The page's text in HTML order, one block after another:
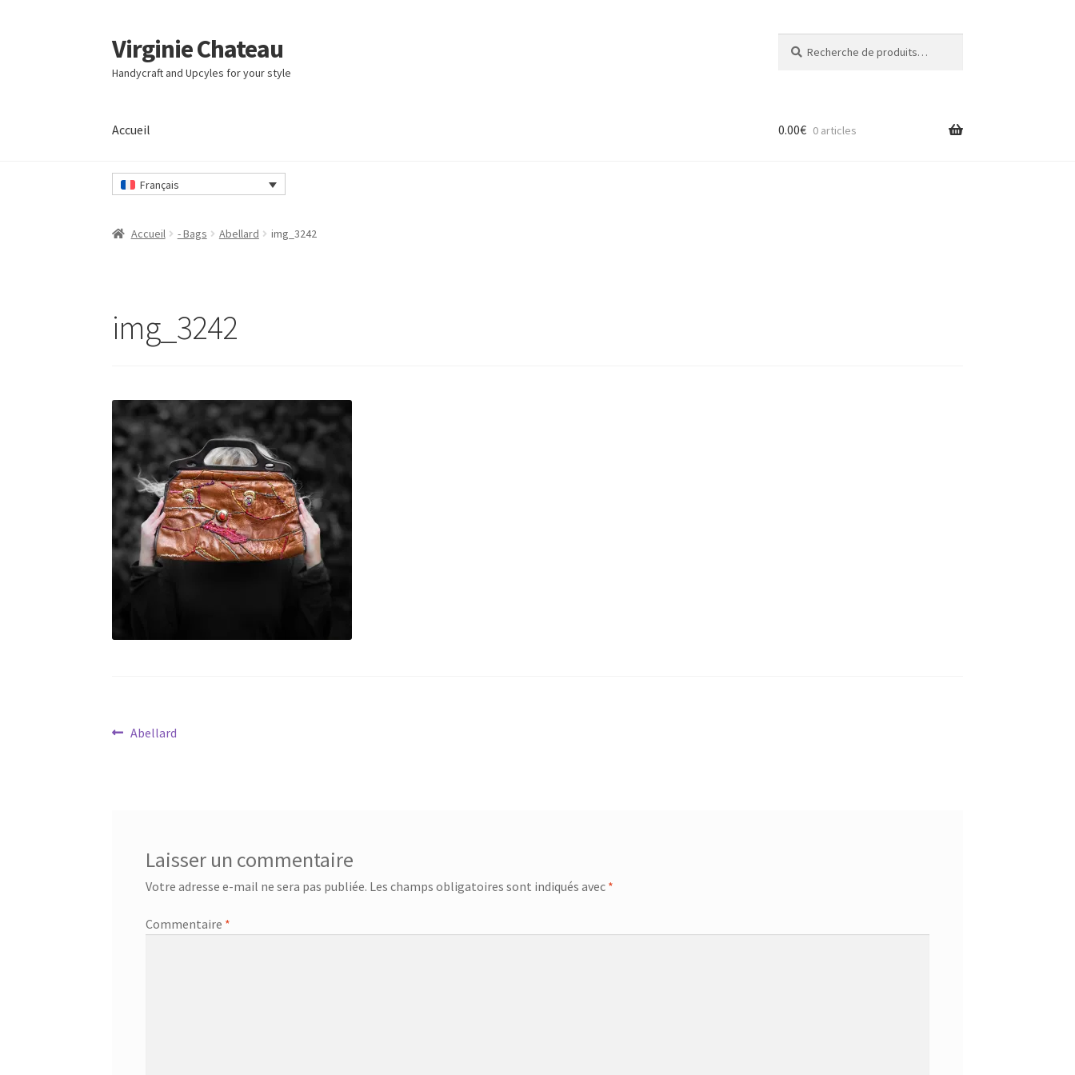
Passer
à
la
Passer
au
contenu
Virginie Chateau
Handycraft and Upcyles for your style
pour :
Accueil
Accueil
0.00€ 0 articles
Français
Accueil - Bags Abellard img_3242
img_3242
Navigation
Article
Abellard
Laisser un commentaire
Votre adresse e-mail ne sera pas publiée. Les champs obligatoires sont indiqués avec *
Commentaire *